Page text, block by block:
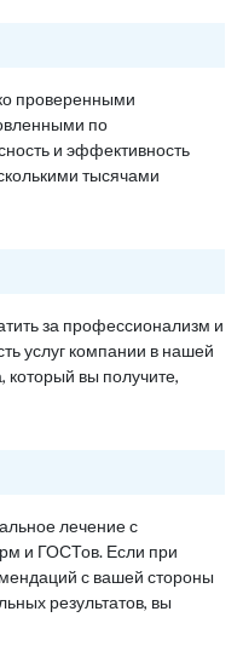
проверенными
по
и эффективность
тысячами
за профессионализм и
услуг компании в нашей
который вы получите,
лечение с
и ГОСТов. Если при
с вашей стороны
результатов, вы